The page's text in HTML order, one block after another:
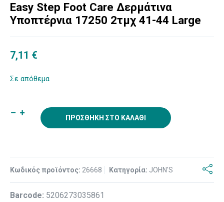
Easy Step Foot Care Δερμάτινα
Υποπτέρνια 17250 2τμχ 41-44 Large
7,11 €
Σε απόθεμα
ΠΡΟΣΘΉΚΗ ΣΤΟ ΚΑΛΆΘΙ
Κωδικός προϊόντος: 26668 Κατηγορία: JOHN'S
Βarcode: 5206273035861